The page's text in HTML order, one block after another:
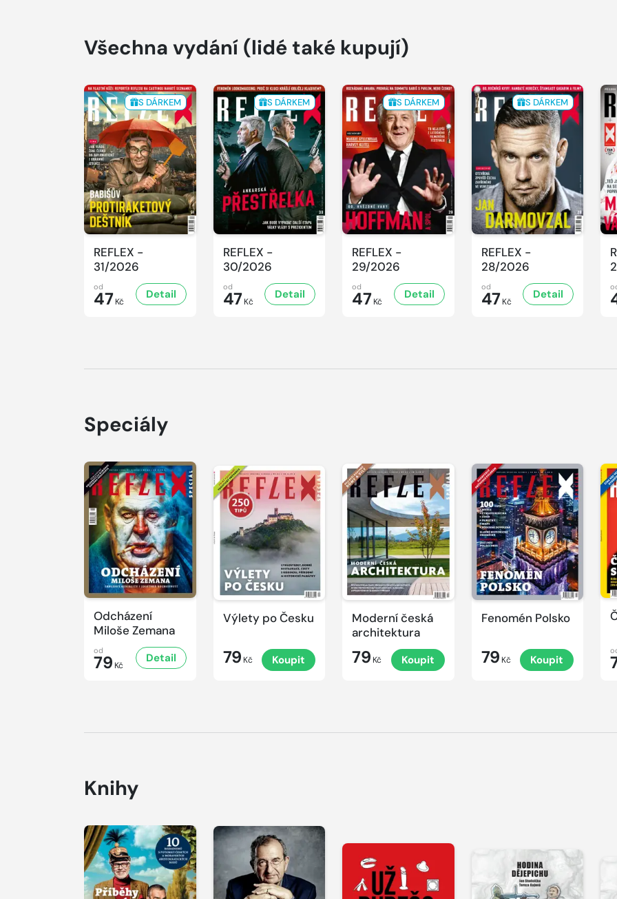
Všechna vydání (lidé také kupují)
S DÁRKEM
REFLEX -
31/2026
od
47 Kč
Detail
S DÁRKEM
REFLEX -
30/2026
od
47 Kč
Detail
S DÁRKEM
REFLEX -
29/2026
od
47 Kč
Detail
S DÁRKEM
REFLEX -
28/2026
od
47 Kč
Detail
Speciály
Odcházení
Miloše Zemana
od
79 Kč
Detail
Výlety po Česku
79 Kč Koupit
Moderní česká
architektura
79 Kč Koupit
Fenomén Polsko
79 Kč Koupit
Knihy